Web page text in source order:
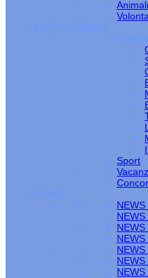
Animali
TEMPO LIBERO
Sport
NEWS
NEWS
NEWS
NEWS
NEWS